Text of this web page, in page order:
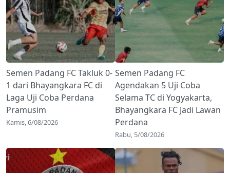
Semen Padang FC Takluk 0-
1 dari Bhayangkara FC di
Laga Uji Coba Perdana
Pramusim
Kamis, 6/08/2026
Semen Padang FC
Agendakan 5 Uji Coba
Selama TC di Yogyakarta,
Bhayangkara FC Jadi Lawan
Perdana
Rabu, 5/08/2026